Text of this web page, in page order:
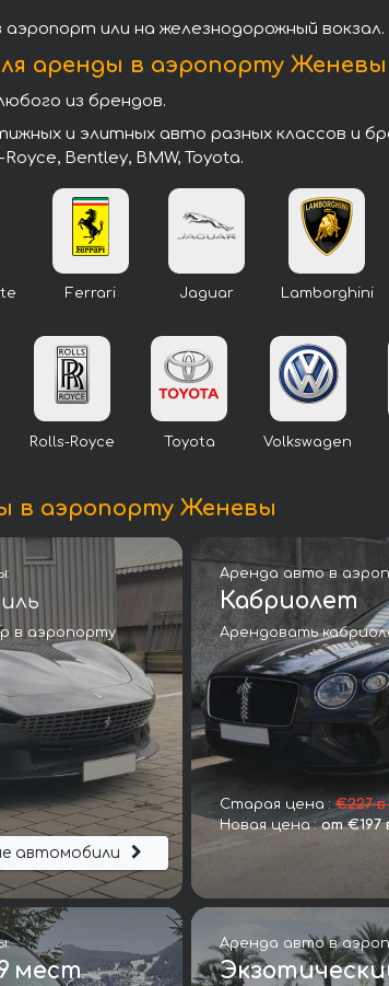
или на железнодорожный вокзал.
аренды в аэропорту Женевы
из брендов.
и элитных авто разных классов и
Bentley, BMW, Toyota.
Ferrari Jaguar Lamborghini
Rolls-Royce Toyota Volkswagen
в аэропорту Женевы
Xtronic Tekna
в аэропорту
БМВ 630d Gran
автомобили
Аренда авто в
Кабриолет
Арендовать
Старая цена : €227 в
Новая цена :от €197
мест
Аренда авто в